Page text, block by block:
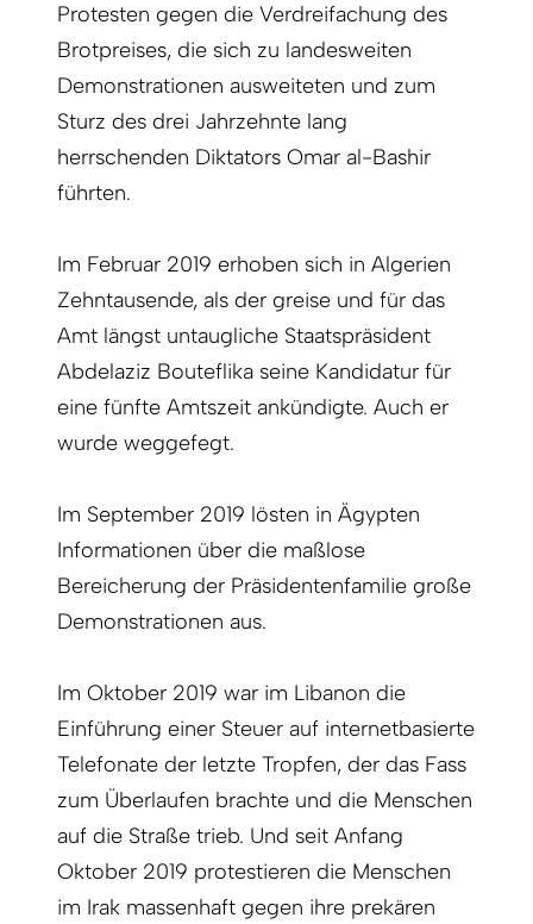
Protesten gegen die Verdreifachung des
Brotpreises, die sich zu landesweiten
Demonstrationen ausweiteten und zum
Sturz des drei Jahrzehnte lang
herrschenden Diktators Omar al-Bashir
führten.
Im Februar 2019 erhoben sich in Algerien
Zehntausende, als der greise und für das
Amt längst untaugliche Staatspräsident
Abdelaziz Bouteflika seine Kandidatur für
eine fünfte Amtszeit ankündigte. Auch er
wurde weggefegt.
Im September 2019 lösten in Ägypten
Informationen über die maßlose
Bereicherung der Präsidentenfamilie große
Demonstrationen aus.
Im Oktober 2019 war im Libanon die
Einführung einer Steuer auf internetbasierte
Telefonate der letzte Tropfen, der das Fass
zum Überlaufen brachte und die Menschen
auf die Straße trieb. Und seit Anfang
Oktober 2019 protestieren die Menschen
im Irak massenhaft gegen ihre prekären